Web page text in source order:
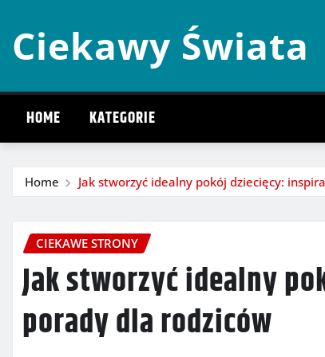
content
Ciekawy Świata
HOME KATEGORIE
Home Jak stworzyć idealny pokój dziecięcy:
CIEKAWE STRONY
Jak stworzyć idealny
porady dla rodziców